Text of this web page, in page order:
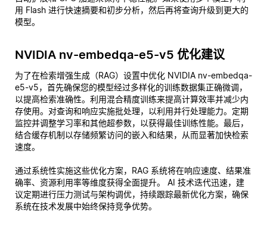
用 Flash 进行快速摘要和初步分析，然后再将查询升级到更大的
模型。
NVIDIA nv-embedqa-e5-v5 优化建议
为了在检索增强生成（RAG）设置中优化 NVIDIA nv-embedqa-
e5-v5，首先确保您的模型经过多样化的训练数据集正确微调，
以提高检索准确性。利用混合精度训练来提高计算效率并减少内
存使用。对查询和响应实施批处理，以利用并行处理能力。定期
监控并调整学习率和其他超参数，以获得最佳训练性能。最后，
结合缓存机制以存储频繁访问的嵌入和结果，从而显著加快检索
速度。
通过系统性实施这些优化方案，RAG 系统将在响应速度、结果准
确率、资源利用率等维度获得全面提升。 AI 技术迭代迅速，建
议定期进行压力测试与架构调优，持续跟踪最新优化方案，确保
系统在技术发展中始终保持竞争优势。